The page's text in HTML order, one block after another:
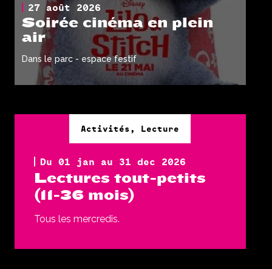
27 août 2026
Soirée cinéma en plein
air
Dans le parc - espace festif
Activités, Lecture
Du 01 jan au 31 dec 2026
Lectures tout-petits
(11-36 mois)
Tous les mercredis.